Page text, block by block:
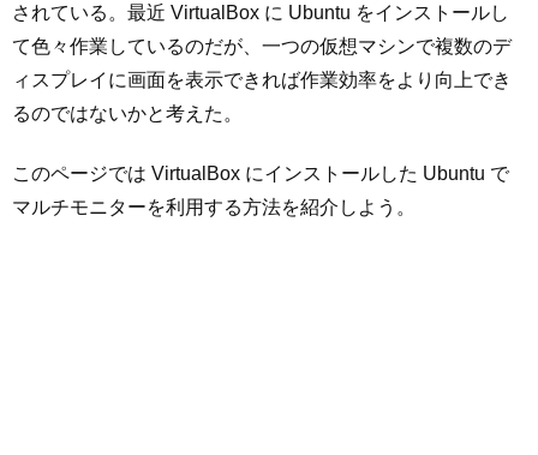
されている。最近 VirtualBox に Ubuntu をインストールし
て色々作業しているのだが、一つの仮想マシンで複数のデ
ィスプレイに画面を表示できれば作業効率をより向上でき
るのではないかと考えた。
このページでは VirtualBox にインストールした Ubuntu で
マルチモニターを利用する方法を紹介しよう。